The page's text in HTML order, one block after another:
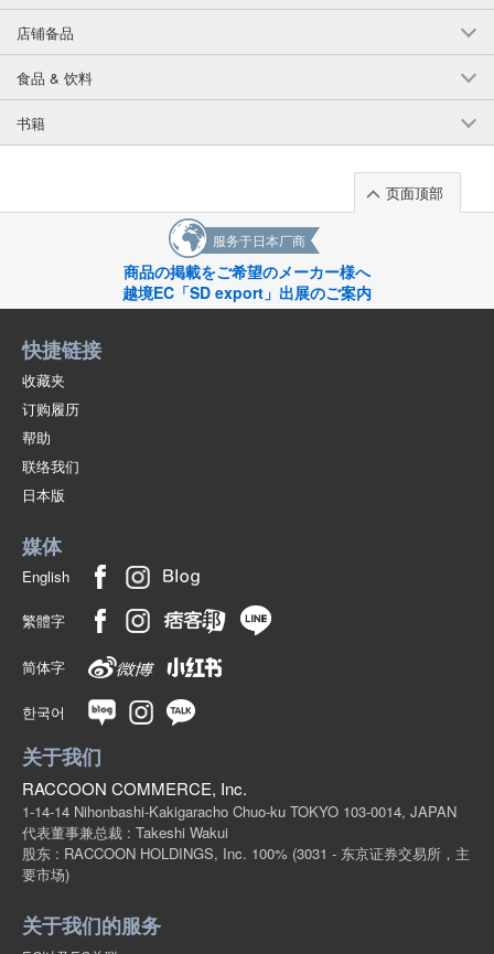
店铺备品
食品 & 饮料
书籍
页面顶部
服务于日本厂商
商品の掲載をご希望のメーカー様へ
越境EC「SD export」出展のご案内
快捷链接
收藏夹
订购履历
帮助
联络我们
日本版
媒体
English
繁體字
简体字
한국어
关于我们
RACCOON COMMERCE, Inc.
1-14-14 Nihonbashi-Kakigaracho Chuo-ku TOKYO 103-0014, JAPAN
代表董事兼总裁 : Takeshi Wakui
股东 : RACCOON HOLDINGS, Inc. 100% (3031 - 东京证券交易所，主
要市场)
关于我们的服务